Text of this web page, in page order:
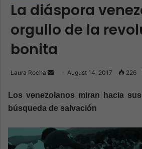
La diáspora
orgullo de la
bonita
Laura Rocha
n
d
August 14, 2017 226
Los venezolanos miran hacia
búsqueda de salvación